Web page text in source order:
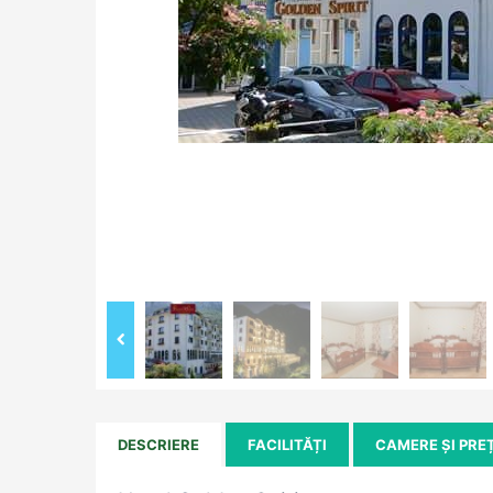
DESCRIERE FACILITĂȚI CAMERE ȘI